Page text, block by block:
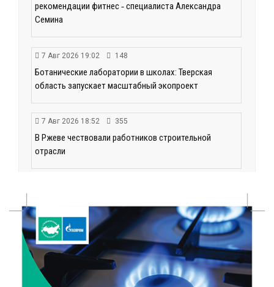
рекомендации фитнес ‑ специалиста Александра
Семина
7 Авг 2026 19:02 148
Ботанические лаборатории в школах: Тверская
область запускает масштабный экопроект
7 Авг 2026 18:52 355
В Ржеве чествовали работников строительной
отрасли
Зарядка со стражем порядка объединила детей в
«Чайке»
7 Авг 2026 18:02 277
В Нило-Столобенской пустыни началась
реставрация фасада исторической